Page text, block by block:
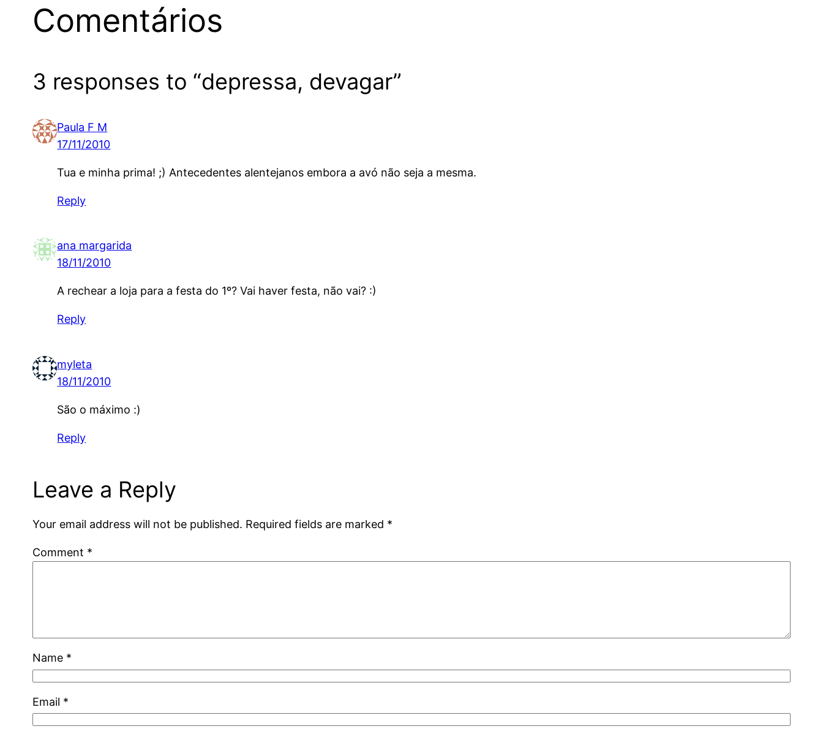
Comentários
3 responses to “depressa, devagar”
Paula F M
17/11/2010
Tua e minha prima! ;) Antecedentes alentejanos embora a avó não seja a mesma.
Reply
ana margarida
18/11/2010
A rechear a loja para a festa do 1º? Vai haver festa, não vai? :)
Reply
myleta
18/11/2010
São o máximo :)
Reply
Leave a Reply
Your email address will not be published. Required fields are marked *
Comment *
Name *
Email *